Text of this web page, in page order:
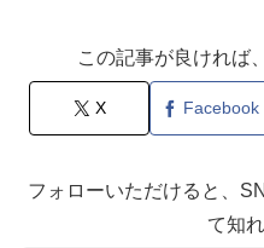
この記事が良ければ
X Facebook
フォローいただけると、
て知